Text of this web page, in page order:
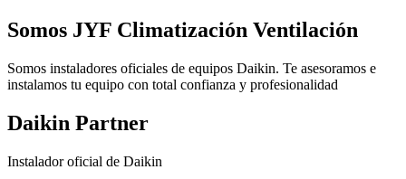
Somos JYF Climatización Ventilación
Somos instaladores oficiales de equipos Daikin. Te asesoramos e
instalamos tu equipo con total confianza y profesionalidad
Daikin Partner
Instalador oficial de Daikin